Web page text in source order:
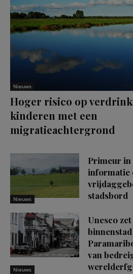
Nieuws
Hoger risico op
kinderen met een
migratieachtergrond
Nieuws
Primeur in
informatie
stadsbord
Nieuws
Unesco zet
binnenstad
van